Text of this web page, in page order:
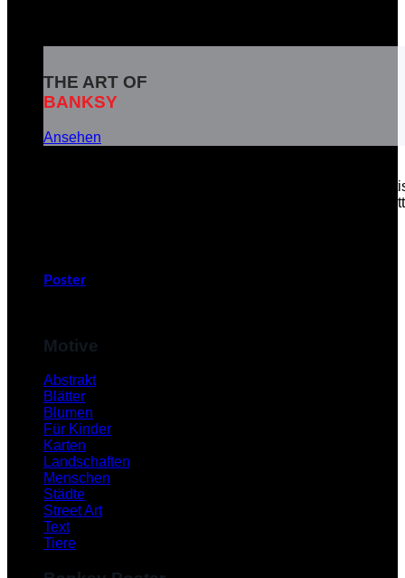
THE ART OF
BANKSY
Ansehen
Banksy ist das Pseudonym eines weltbekannten
soziale Botschaften in seinen Kunstwerken zu
Poster
Motive
Abstrakt
Blätter
Blumen
Für Kinder
Karten
Landschaften
Menschen
Städte
Street Art
Text
Tiere